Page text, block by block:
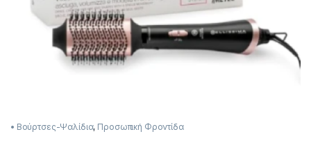
• Βούρτσες-Ψαλίδια, Προσωπική Φροντίδα